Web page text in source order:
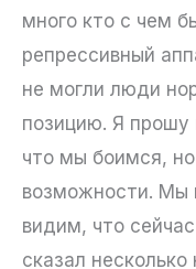
много кто с чем
репрессивный
не могли люди
позицию. Я прошу
что мы боимся,
возможности. Мы
видим, что
сказал